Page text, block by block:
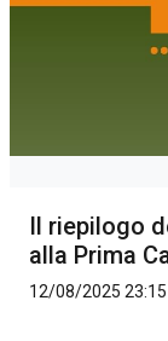
Il riepilogo
alla Prima
12/08/2025 23:15